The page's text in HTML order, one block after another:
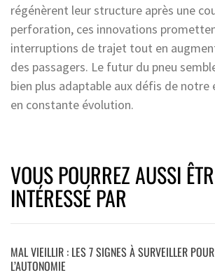
régénèrent leur structure après une
perforation, ces innovations
interruptions de trajet tout en
des passagers. Le futur du pneu
bien plus adaptable aux défis de notre
en constante évolution.
VOUS POURREZ AUSSI
INTÉRESSÉ PAR
MAL VIEILLIR : LES 7 SIGNES À SURVEILLER
L’AUTONOMIE